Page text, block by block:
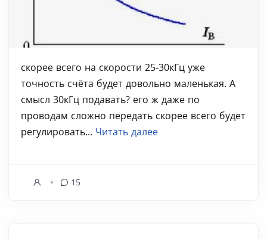
скорее всего на скорости 25-30кГц уже
точность счёта будет довольно маленькая. А
смысл 30кГц подавать? его ж даже по
проводам сложно передать скорее всего будет
регулировать... Читать далее
15